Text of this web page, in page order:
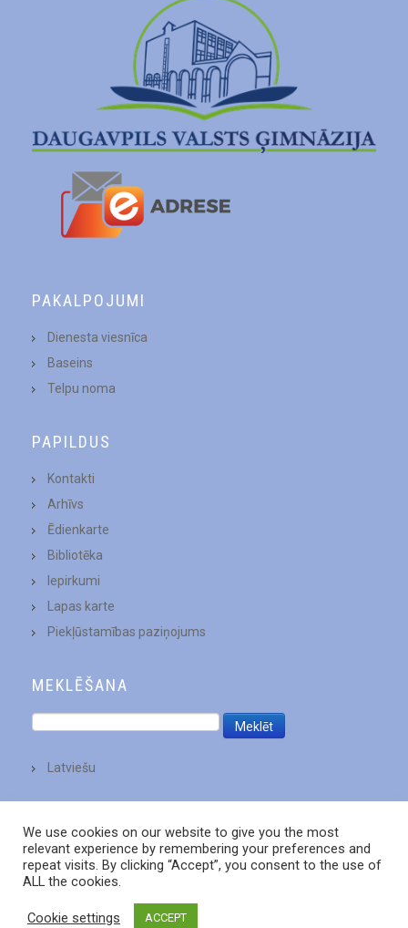
PAKALPOJUMI
Dienesta viesnīca
Baseins
Telpu noma
PAPILDUS
Kontakti
Arhīvs
Ēdienkarte
Bibliotēka
Iepirkumi
Lapas karte
Piekļūstamības paziņojums
MEKLĒŠANA
Latviešu
We use cookies on our website to give you the most
relevant experience by remembering your preferences and
repeat visits. By clicking “Accept”, you consent to the use of
ALL the cookies.
Cookie settings ACCEPT